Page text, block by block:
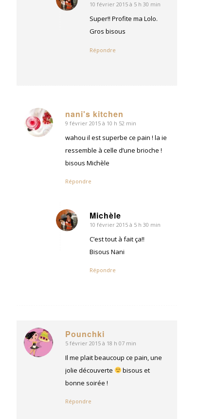
dit
10 février 2015 à 5 h 30 min
Super!! Profite ma Lolo.
Gros bisous
Répondre
nani's kitchen
dit
:
9 février 2015 à 10 h 52 min
wahou il est superbe ce pain ! la ie
ressemble à celle d’une brioche !
bisous Michèle
Répondre
Michèle
dit
10 février 2015 à 5 h 30 min
C’est tout à fait ça!!
Bisous Nani
Répondre
Pounchki
dit
:
5 février 2015 à 18 h 07 min
Il me plait beaucoup ce pain, une
jolie découverte
bisous et
bonne soirée !
Répondre